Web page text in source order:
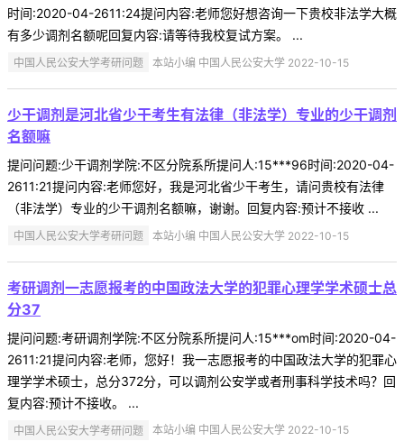
时间:2020-04-2611:24提问内容:老师您好想咨询一下贵校非法学大概
有多少调剂名额呢回复内容:请等待我校复试方案。 ...
中国人民公安大学考研问题 本站小编 中国人民公安大学 2022-10-15
少干调剂是河北省少干考生有法律（非法学）专业的少干调剂
名额嘛
提问问题:少干调剂学院:不区分院系所提问人:15***96时间:2020-04-
2611:21提问内容:老师您好，我是河北省少干考生，请问贵校有法律
（非法学）专业的少干调剂名额嘛，谢谢。回复内容:预计不接收 ...
中国人民公安大学考研问题 本站小编 中国人民公安大学 2022-10-15
考研调剂一志愿报考的中国政法大学的犯罪心理学学术硕士总
分37
提问问题:考研调剂学院:不区分院系所提问人:15***om时间:2020-04-
2611:21提问内容:老师，您好！我一志愿报考的中国政法大学的犯罪心
理学学术硕士，总分372分，可以调剂公安学或者刑事科学技术吗？回
复内容:预计不接收。 ...
中国人民公安大学考研问题 本站小编 中国人民公安大学 2022-10-15